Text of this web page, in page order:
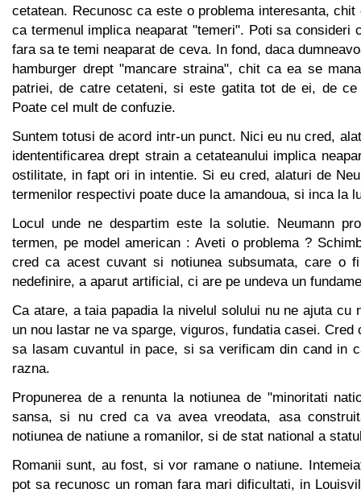
cetatean. Recunosc ca este o problema interesanta,
ca termenul implica neaparat "temeri". Poti sa consideri
fara sa te temi neaparat de ceva. In fond, daca
hamburger drept "mancare straina", chit ca ea se
patriei, de catre cetateni, si este gatita tot de ei, de
Poate cel mult de confuzie.
Suntem totusi de acord intr-un punct. Nici eu nu cred,
idententificarea drept strain a cetateanului implica
ostilitate, in fapt ori in intentie. Si eu cred, alaturi de
termenilor respectivi poate duce la amandoua, si inca la
Locul unde ne despartim este la solutie. Neumann
termen, pe model american : Aveti o problema ?
cred ca acest cuvant si notiunea subsumata, care o
nedefinire, a aparut artificial, ci are pe undeva un
Ca atare, a taia papadia la nivelul solului nu ne ajuta cu
un nou lastar ne va sparge, viguros, fundatia casei. Cred
sa lasam cuvantul in pace, si sa verificam din cand in
razna.
Propunerea de a renunta la notiunea de "minoritati
sansa, si nu cred ca va avea vreodata, asa
notiunea de natiune a romanilor, si de stat national a
Romanii sunt, au fost, si vor ramane o natiune.
pot sa recunosc un roman fara mari dificultati, in